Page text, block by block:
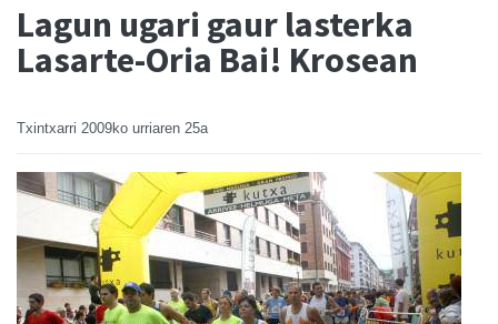
Lagun ugari gaur lasterka
Lasarte-Oria Bai! Krosean
Txintxarri 2009ko urriaren 25a